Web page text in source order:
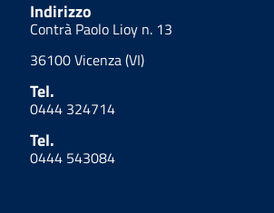
Indirizzo
Contrà Paolo Lioy n. 13
36100 Vicenza (VI)
Tel.
0444 324714
Tel.
0444 543084